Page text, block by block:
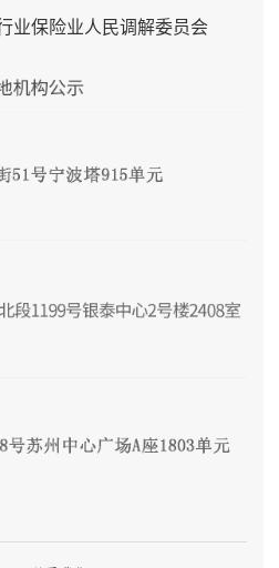
业保险业人民调解委员会